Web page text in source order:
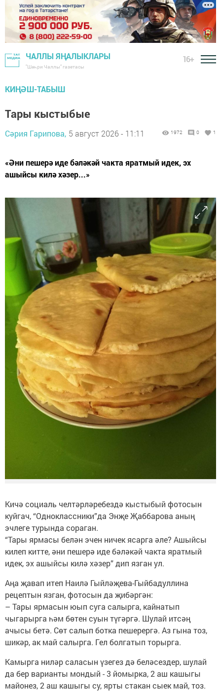
ЧАЛЛЫ ЯҢАЛЫКЛАРЫ
"Шәһри Чаллы" газетасы
16+
КИҢӘШ-ТАБЫШ
Тары кыстыбые
Сәрия Гарипова, 5 август 2026 - 11:11 1972 0 1
«Әни пешерә иде бәләкәй чакта яратмый идек, эх
ашыйсы килә хәзер...»
Кичә социаль челтәрләребездә кыстыбый фотосын
куйгач, “Одноклассники”да Энҗе Җаббарова аның
эчлеге турында сораган.
“Тары ярмасы белән эчен ничек ясарга әле? Ашыйсы
килеп китте, әни пешерә иде бәләкәй чакта яратмый
идек, эх ашыйсы килә хәзер” дип язган ул.
Аңа җавап итеп Наилә Гыйләҗева-Гыйбадуллина
рецептын язган, фотосын да җибәргән:
– Тары ярмасын юып суга салырга, кайнатып
чыгарырга һәм бөтен суын түгәргә. Шулай итсәң
ачысы бетә. Сөт салып ботка пешерергә. Аз гына тоз,
шикәр, ак май салырга. Гел болгатып торырга.
Камырга ниләр саласын үзегез дә беләсездер, шулай
да бер варианты мондый - 3 йомырка, 2 аш кашыгы
майонез, 2 аш кашыгы су, ярты стакан сыек май, тоз.